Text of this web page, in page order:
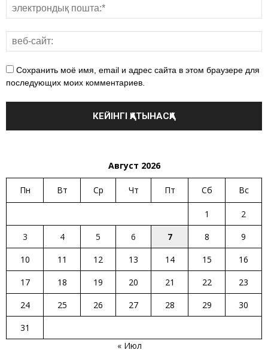
Сохранить моё имя, email и адрес сайта в этом браузере для
последующих моих комментариев.
Август 2026
Пн Вт Ср Чт Пт Сб Вс
1
2
3
4 5 6 7 8
9
10
11 12 13 14 15
16
17
18 19 20 21 22
23
24
25 26 27 28 29
30
31
« Июл